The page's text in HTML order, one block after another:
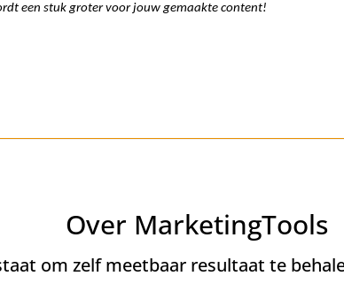
een stuk groter voor jouw gemaakte content!
Over MarketingTools
om zelf meetbaar resultaat te